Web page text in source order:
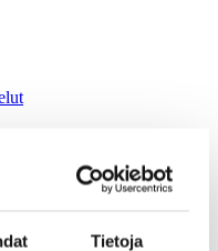
Tietoja